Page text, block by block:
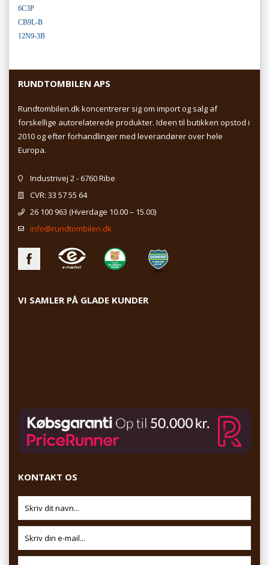
6C3P
CB9L-B
12N9-3B
RUNDTOMBILEN APS
Rundtombilen.dk koncentrerer sig om import og salg af
forskellige autorelaterede produkter. Ideen til butikken opstod i
2010 og efter forhandlinger med leverandører over hele
Europa.
Industrivej 2 - 6760 Ribe
CVR: 33 57 55 64
26 100 963 (Hverdage 10.00 – 15.00)
info@rundtombilen.dk
VI SAMLER PÅ GLADE KUNDER
KONTAKT OS